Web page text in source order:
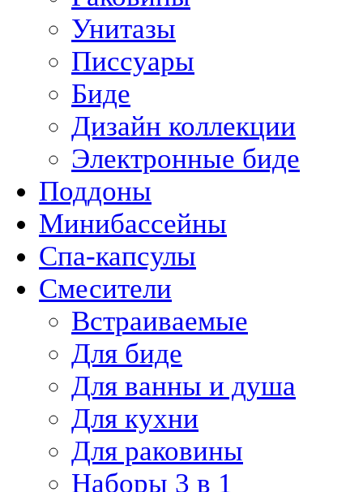
Унитазы
Писсуары
Биде
Дизайн коллекции
Электронные биде
Поддоны
Минибассейны
Спа-капсулы
Смесители
Встраиваемые
Для биде
Для ванны и душа
Для кухни
Для раковины
Наборы 3 в 1